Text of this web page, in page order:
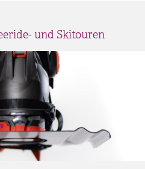
und Skitouren